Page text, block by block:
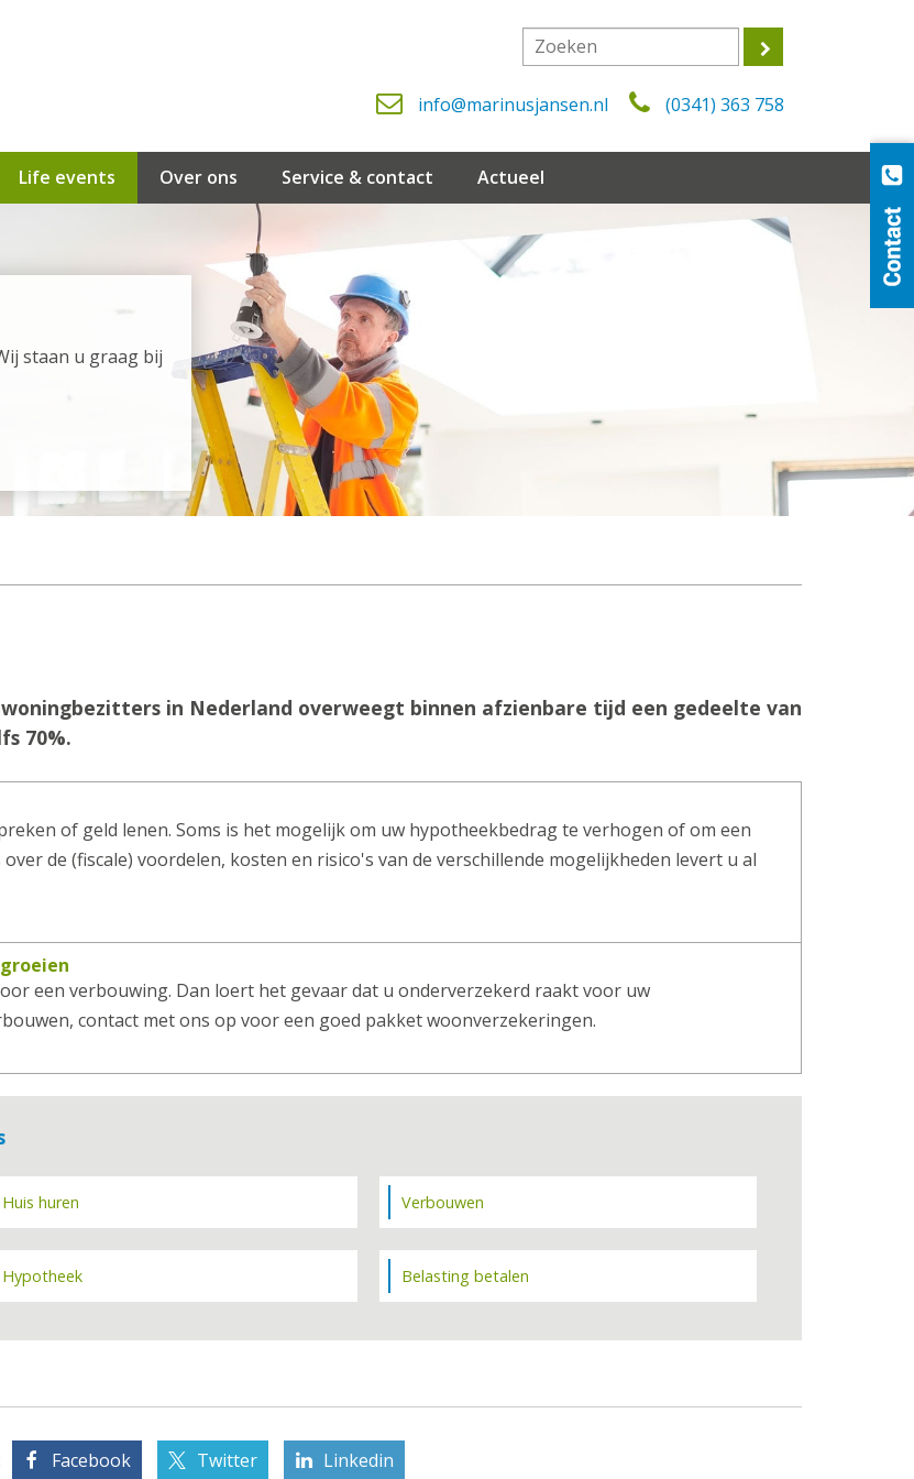
info@marinusjansen.nl (0341) 363 758
Life events Over ons Service & contact Actueel
staan u graag bij
in Nederland overweegt binnen afzienbare tijd een gedeelte van
70%.
of geld lenen. Soms is het mogelijk om uw hypotheekbedrag te verhogen of om een
de (fiscale) voordelen, kosten en risico's van de verschillende mogelijkheden levert u al
een verbouwing. Dan loert het gevaar dat u onderverzekerd raakt voor uw
contact met ons op voor een goed pakket woonverzekeringen.
Huis huren Verbouwen
Hypotheek Belasting betalen
Facebook Twitter Linkedin